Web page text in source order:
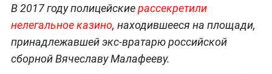
В 2017 году полицейскиерассекретили
нелегальное казино, находившееся на площади,
принадлежавшей экс-вратарю российской
сборной Вячеславу Малафееву.